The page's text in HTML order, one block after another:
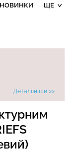
НОВИНКИ ЩЕ
Детальніше >>